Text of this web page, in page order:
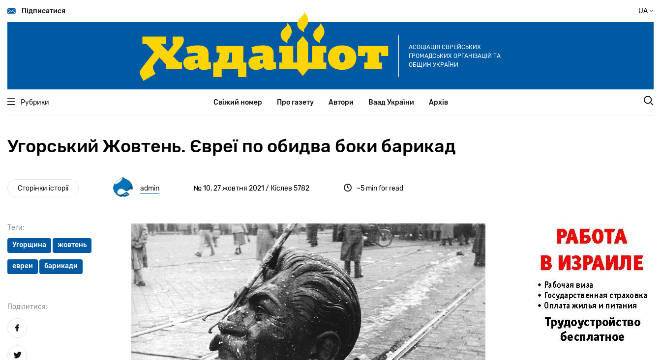
основногоПідписатися UA
АСОЦІАЦІЯ ЄВРЕЙСЬКИХ
ГРОМАДСЬКИХ ОРГАНІЗАЦІЙ ТА
ОБЩИН УКРАЇНИ
Рубрики Свіжий номер Про газету Автори Ваад України Архів
Угорський Жовтень. Євреї по обидва боки барикад
Сторінки історії admin № 10, 27 жовтня 2021 / Кіслев 5782 ~5 min for read
Теґи:
Угорщина жовтень
евреи барикади
Поділитися: